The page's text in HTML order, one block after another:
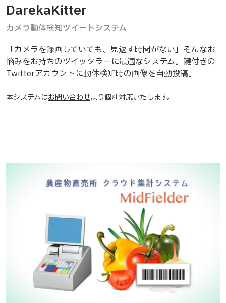
DarekaKitter
カメラ動体検知ツイートシステム
「カメラを録画していても、見返す時間がない」そんなお
悩みをお持ちのツイッタラーに最適なシステム。鍵付きの
Twitterアカウントに動体検知時の画像を自動投稿。
本システムはお問い合わせより個別対応いたします。